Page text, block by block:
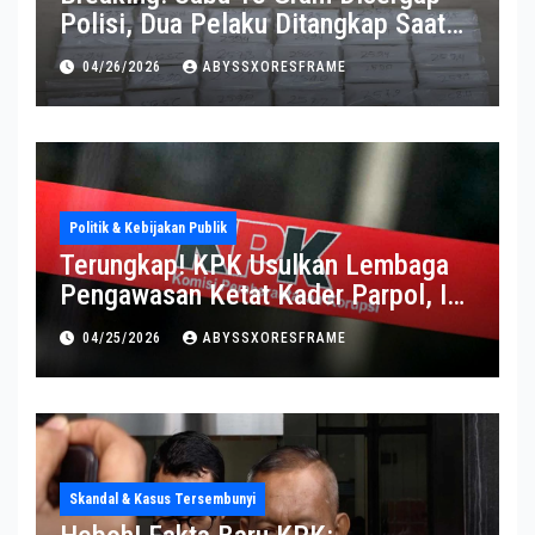
Polisi, Dua Pelaku Ditangkap Saat
Operasi Berlangsung Di Tempat
04/26/2026 ABYSSXORESFRAME
Politik & Kebijakan Publik
Terungkap! KPK Usulkan Lembaga
Pengawasan Ketat Kader Parpol, Ini
Alasannya
04/25/2026 ABYSSXORESFRAME
Skandal & Kasus Tersembunyi